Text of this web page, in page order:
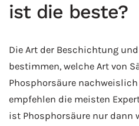
ist die beste?
Die Art der Beschichtung
bestimmen, welche Art von
Phosphorsäure
empfehlen die meisten
ist Phosphorsäure nur dann